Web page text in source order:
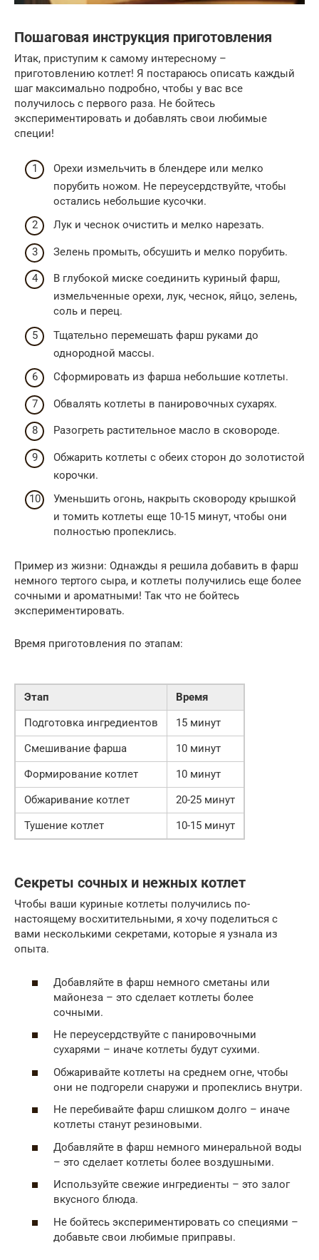
Пошаговая инструкция приготовления
Итак, приступим к самому интересному –
приготовлению котлет! Я постараюсь описать каждый
шаг максимально подробно, чтобы у вас все
получилось с первого раза. Не бойтесь
экспериментировать и добавлять свои любимые
специи!
Орехи измельчить в блендере или мелко
порубить ножом. Не переусердствуйте, чтобы
остались небольшие кусочки.
Лук и чеснок очистить и мелко нарезать.
Зелень промыть, обсушить и мелко порубить.
В глубокой миске соединить куриный фарш,
измельченные орехи, лук, чеснок, яйцо, зелень,
соль и перец.
Тщательно перемешать фарш руками до
однородной массы.
Сформировать из фарша небольшие котлеты.
Обвалять котлеты в панировочных сухарях.
Разогреть растительное масло в сковороде.
Обжарить котлеты с обеих сторон до золотистой
корочки.
Уменьшить огонь, накрыть сковороду крышкой
и томить котлеты еще 10-15 минут, чтобы они
полностью пропеклись.
Пример из жизни: Однажды я решила добавить в фарш
немного тертого сыра, и котлеты получились еще более
сочными и ароматными! Так что не бойтесь
экспериментировать.
Время приготовления по этапам:
Этап
Время
Подготовка ингредиентов
15 минут
Смешивание фарша
10 минут
Формирование котлет
10 минут
Обжаривание котлет
20-25 минут
Тушение котлет
10-15 минут
Секреты сочных и нежных котлет
Чтобы ваши куриные котлеты получились по-
настоящему восхитительными, я хочу поделиться с
вами несколькими секретами, которые я узнала из
опыта.
Добавляйте в фарш немного сметаны или
майонеза – это сделает котлеты более
сочными.
Не переусердствуйте с панировочными
сухарями – иначе котлеты будут сухими.
Обжаривайте котлеты на среднем огне, чтобы
они не подгорели снаружи и пропеклись внутри.
Не перебивайте фарш слишком долго – иначе
котлеты станут резиновыми.
Добавляйте в фарш немного минеральной воды
– это сделает котлеты более воздушными.
Используйте свежие ингредиенты – это залог
вкусного блюда.
Не бойтесь экспериментировать со специями –
добавьте свои любимые приправы.